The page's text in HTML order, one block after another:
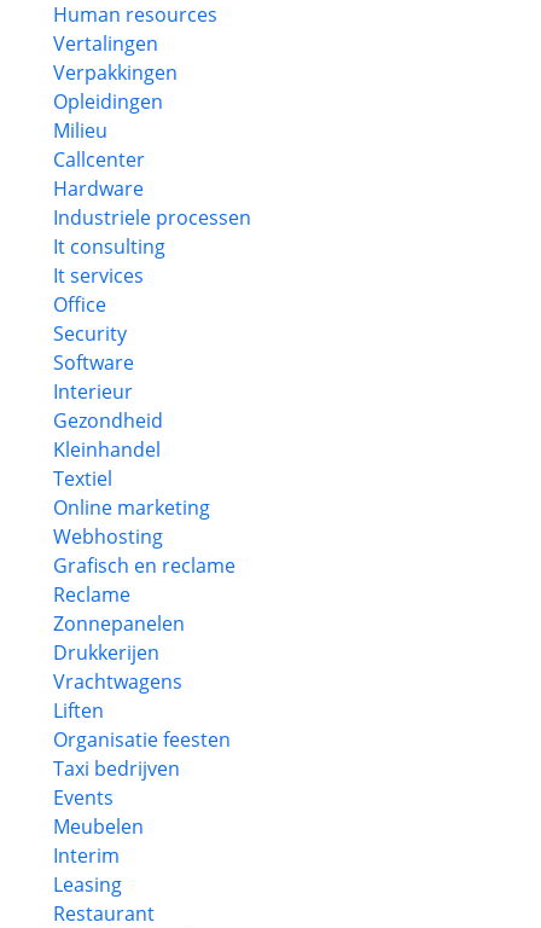
Human resources
Vertalingen
Verpakkingen
Opleidingen
Milieu
Callcenter
Hardware
Industriele processen
It consulting
It services
Office
Security
Software
Interieur
Gezondheid
Kleinhandel
Textiel
Online marketing
Webhosting
Grafisch en reclame
Reclame
Zonnepanelen
Drukkerijen
Vrachtwagens
Liften
Organisatie feesten
Taxi bedrijven
Events
Meubelen
Interim
Leasing
Restaurant